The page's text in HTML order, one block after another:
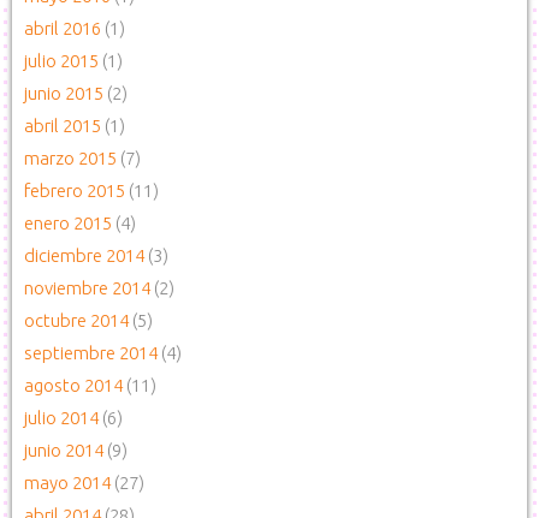
abril 2016 (1)
julio 2015 (1)
junio 2015 (2)
abril 2015 (1)
marzo 2015 (7)
febrero 2015 (11)
enero 2015 (4)
diciembre 2014(3)
noviembre 2014(2)
octubre 2014(5)
septiembre 2014(4)
agosto 2014(11)
julio 2014(6)
junio 2014(9)
mayo 2014(27)